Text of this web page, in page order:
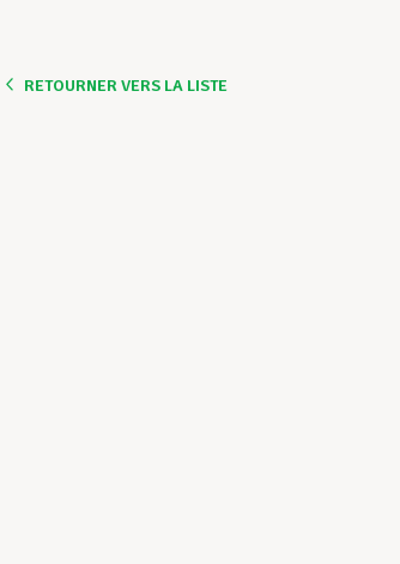
RETOURNER VERS LA LISTE